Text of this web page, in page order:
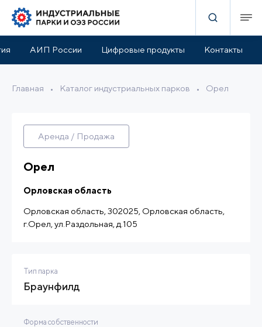
АИП России Цифровые продукты Контакты
Главная • Каталог индустриальных парков • Орел
парка Льготы и поддержка Расположение
Аренда / Продажа
Орел
Орловская область
Орловская область, 302025, Орловская область,
г.Орел, ул.Раздольная, д.105
Тип парка
Браунфилд
Форма собственности